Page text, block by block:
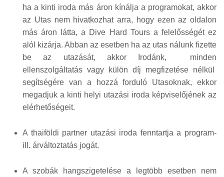
ha a kinti iroda más áron kínálja a programokat, akkor
az Utas nem hivatkozhat arra, hogy ezen az oldalon
más áron látta, a Dive Hard Tours a felelősségét ez
alól kizárja. Abban az esetben ha az utas nálunk fizette
be az utazását, akkor Irodánk, minden
ellenszolgáltatás vagy külön díj megfizetése nélkül
segítségére van a hozzá forduló Utasoknak, ekkor
megadjuk a kinti helyi utazási iroda képviselőjének az
elérhetőségeit.
A thaiföldi partner utazási iroda fenntartja a program-
ill. árváltoztatás jogát.
A szobák hangszigetelése a legtöbb esetben nem